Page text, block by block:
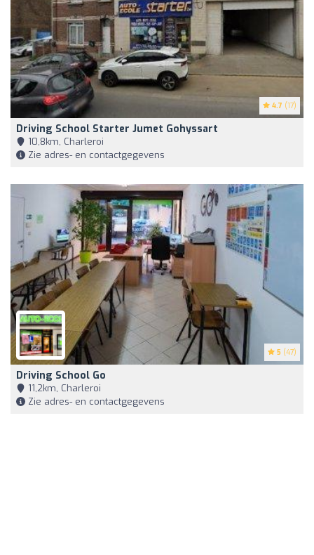
4.7 (17)
Driving School Starter Jumet Gohyssart
10,8km, Charleroi
Zie adres- en contactgegevens
5 (47)
Driving School Go
11,2km, Charleroi
Zie adres- en contactgegevens